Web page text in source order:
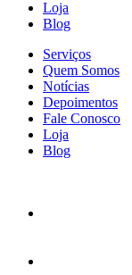
Loja
Blog
Serviços
Quem Somos
Notícias
Depoimentos
Fale Conosco
Loja
Blog